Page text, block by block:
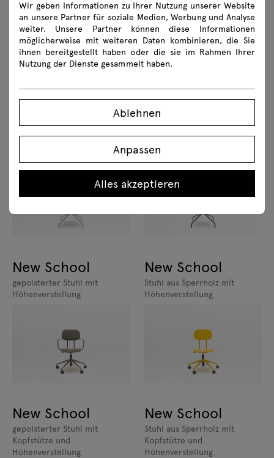
New School
gepolsterter Stuhl mit
New School
Stuhl aus Sperrholz mit
Drehgestell
New School
gepolsterter Stuhl mit
Höhenverstellung
New School
Stuhl aus Sperrholz mit
Höhenverstellung
New School
gepolsterter Stuhl mit
Kopfstütze und
Höhenverstellung
New School
Stuhl aus Sperrholz mit
Kopfstütze und
Höhenverstellung
Wir geben Informationen zu Ihrer Nutzung unserer Website
an unsere Partner für soziale Medien, Werbung und Analyse
weiter. Unsere Partner können diese Informationen
möglicherweise mit weiteren Daten kombinieren, die Sie
ihnen bereitgestellt haben oder die sie im Rahmen Ihrer
Nutzung der Dienste gesammelt haben.
Ablehnen
Anpassen
Alles akzeptieren